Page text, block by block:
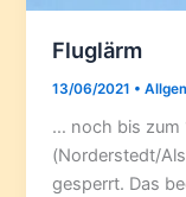
Fluglärm
13/06/2021 •
… noch bis zum
(Norderstedt/
gesperrt. Das